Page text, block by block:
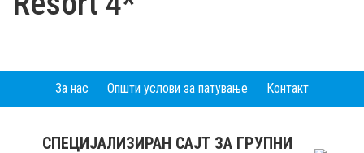
За нас Општи услови за патување Контакт
СПЕЦИЈАЛИЗИРАН САЈТ ЗА ГРУПНИ